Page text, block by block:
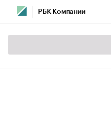
РБК Компании